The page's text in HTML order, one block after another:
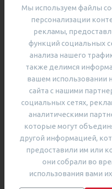
Виктория
Преподаватель
Мы используем файлы
персонализации
рекламы,
функций социальных
анализа нашего
также делимся
вашем использовании
сайта с нашими
социальных сетях,
аналитическими
которые могут
другой информацией,
предоставили им или
они собрали во
использования вами их